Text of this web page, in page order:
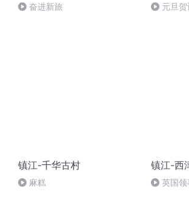
奋进新旅 元旦贺
镇江-千华古村
麻糕
镇江-西
英国